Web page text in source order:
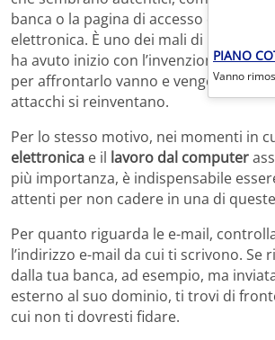
banca o la pagina di accesso del tuo
elettronica. È uno dei mali di Internet
ha avuto inizio con l’invenzione del
per affrontarlo vanno e vengono,
attacchi si reinventano.
Per lo stesso motivo, nei momenti in
elettronica e il lavoro dal computer
più importanza, è indispensabile
attenti per non cadere in una di
Per quanto riguarda le e-mail,
l’indirizzo e-mail da cui ti scrivono. Se
dalla tua banca, ad esempio, ma
esterno al suo dominio, ti trovi di
cui non ti dovresti fidare.
PIANO
Vanno